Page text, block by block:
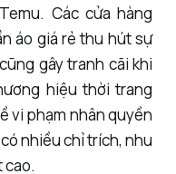
Các cửa hàng
áo giá rẻ thu hút sự
gây tranh cãi khi
hiệu thời trang
vi phạm nhân quyền
nhiều chỉ trích, nhu
cao.